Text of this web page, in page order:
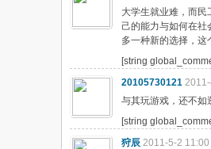
大学生就业难，而民
己的能力与如何在社
多一种新的选择，这
[string
20105730121
与其玩游戏，还不如
[string
狩辰 2011-5-2 11:00